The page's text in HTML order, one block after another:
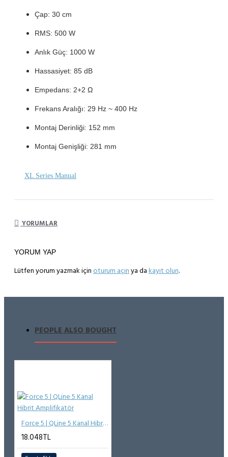
Çap: 30 cm
RMS: 500 W
Anlık Güç: 1000 W
Hassasiyet: 85 dB
Empedans: 2+2 Ω
Frekans Aralığı: 29 Hz ~ 400 Hz
Montaj Derinliği: 152 mm
Montaj Genişliği: 281 mm
XL Series Manual
YORUMLAR
YORUM YAP
Lütfen yorum yazmak için oturum açın ya da kayıt olun.
PEOPLE ALSO BOUGHT
Force 5 | QLine 5 Kanal Hibrit Amplifikatör
18.048TL